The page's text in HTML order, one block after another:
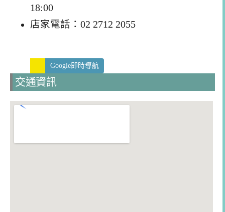
18:00
店家電話：02 2712 2055
Google即時導航
交通資訊